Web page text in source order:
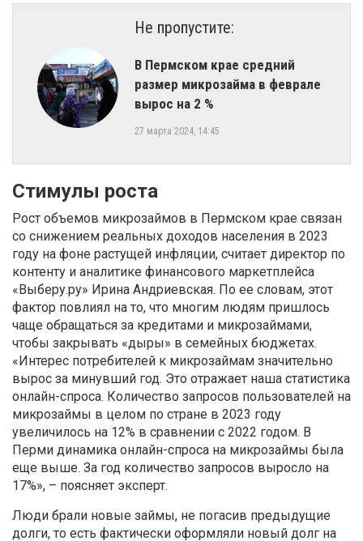
Не пропустите:
​В Пермском крае средний
размер микрозайма в феврале
вырос на 2 %
27 марта 2024, 14:45
Стимулы роста
Рост объемов микрозаймов в Пермском крае связан
со снижением реальных доходов населения в 2023
году на фоне растущей инфляции, считает директор по
контенту и аналитике финансового маркетплейса
«Выберу.ру» Ирина Андриевская. По ее словам, этот
фактор повлиял на то, что многим людям пришлось
чаще обращаться за кредитами и микрозаймами,
чтобы закрывать «дыры» в семейных бюджетах.
«Интерес потребителей к микрозаймам значительно
вырос за минувший год. Это отражает наша статистика
онлайн-спроса. Количество запросов пользователей на
микрозаймы в целом по стране в 2023 году
увеличилось на 12% в сравнении с 2022 годом. В
Перми динамика онлайн-спроса на микрозаймы была
еще выше. За год количество запросов выросло на
17%», – поясняет эксперт.
Люди брали новые займы, не погасив предыдущие
долги, то есть фактически оформляли новый долг на